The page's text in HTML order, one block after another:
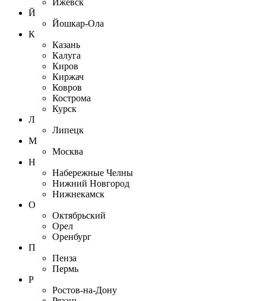
Ижевск
Й
Йошкар-Ола
К
Казань
Калуга
Киров
Киржач
Ковров
Кострома
Курск
Л
Липецк
М
Москва
Н
Набережные Челны
Нижний Новгород
Нижнекамск
О
Октябрьский
Орел
Оренбург
П
Пенза
Пермь
Р
Ростов-на-Дону